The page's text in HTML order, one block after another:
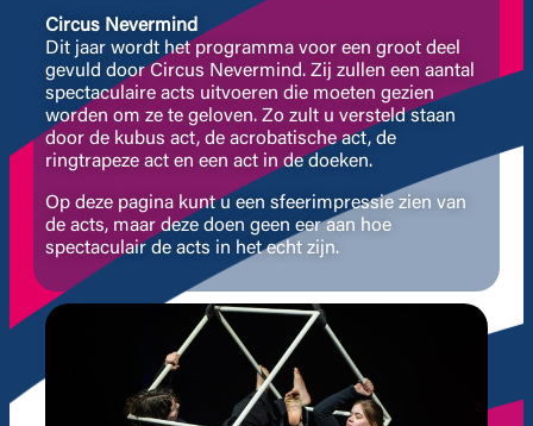
Circus Nevermind
Dit jaar wordt het programma voor een groot deel
gevuld door Circus Nevermind. Zij zullen een aantal
spectaculaire acts uitvoeren die moeten gezien
worden om ze te geloven. Zo zult u versteld staan
door de kubus act, de acrobatische act, de
ringtrapeze act en een act in de doeken.
Op deze pagina kunt u een sfeerimpressie zien van
de acts, maar deze doen geen eer aan hoe
spectaculair de acts in het echt zijn.